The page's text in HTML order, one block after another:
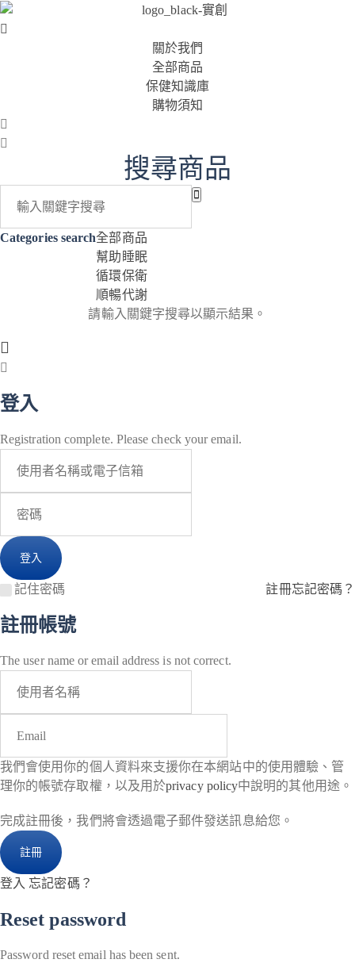
關於我們
全部商品
保健知識庫
購物須知
搜尋商品
Categories search全部商品
幫助睡眠
循環保衛
順暢代謝
請輸入關鍵字搜尋以顯示結果。
登入
Registration complete. Please check your email.
記住密碼 註冊忘記密碼？
註冊帳號
The user name or email address is not correct.
我們會使用你的個人資料來支援你在本網站中的使用體驗、管
理你的帳號存取權，以及用於privacy policy中說明的其他用途。
完成註冊後，我們將會透過電子郵件發送訊息給您。
登入 忘記密碼？
Reset password
Password reset email has been sent.